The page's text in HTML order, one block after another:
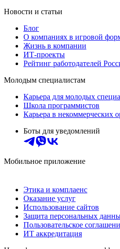
Новости и статьи
Блог
О компаниях в игровой
Жизнь в компании
ИТ-проекты
Рейтинг работодателей
Молодым специалистам
Карьера для молодых
Школа программистов
Карьера в некоммерческих
Боты для уведомлений
Мобильное приложение
Этика и комплаенс
Оказание услуг
Использование сайтов
Защита персональных
Пользовательское
ИТ аккредитация